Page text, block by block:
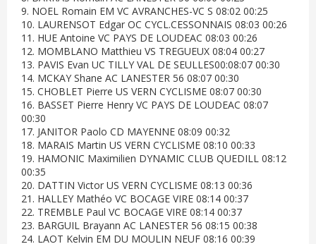
9. NOEL Romain EM VC AVRANCHES-VC S 08:02 00:25
10. LAURENSOT Edgar OC CYCL.CESSONNAIS 08:03 00:26
11. HUE Antoine VC PAYS DE LOUDEAC 08:03 00:26
12. MOMBLANO Matthieu VS TREGUEUX 08:04 00:27
13. PAVIS Evan UC TILLY VAL DE SEULLES00:08:07 00:30
14. MCKAY Shane AC LANESTER 56 08:07 00:30
15. CHOBLET Pierre US VERN CYCLISME 08:07 00:30
16. BASSET Pierre Henry VC PAYS DE LOUDEAC 08:07
00:30
17. JANITOR Paolo CD MAYENNE 08:09 00:32
18. MARAIS Martin US VERN CYCLISME 08:10 00:33
19. HAMONIC Maximilien DYNAMIC CLUB QUEDILL 08:12
00:35
20. DATTIN Victor US VERN CYCLISME 08:13 00:36
21. HALLEY Mathéo VC BOCAGE VIRE 08:14 00:37
22. TREMBLE Paul VC BOCAGE VIRE 08:14 00:37
23. BARGUIL Brayann AC LANESTER 56 08:15 00:38
24. LAOT Kelvin EM DU MOULIN NEUF 08:16 00:39